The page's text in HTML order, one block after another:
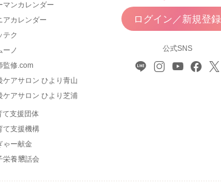
マンカレンダー
アカレンダー
テク
ーノ
監修.com
ケアサロン ひより青山
ケアサロン ひより芝浦
て支援団体
て支援機構
ゃー献金
栄養懇話会
ログイン／新規登録
公式SNS